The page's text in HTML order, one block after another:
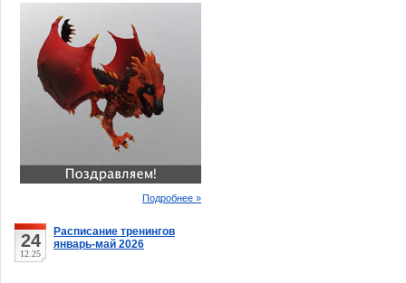
Подробнее »
Расписание тренингов
январь-май 2026
24
12.25